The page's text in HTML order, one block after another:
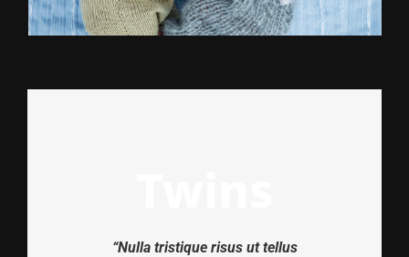
“Nulla tristique risus ut tellus